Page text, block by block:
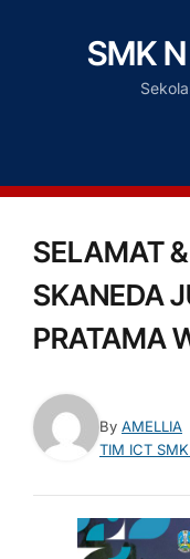
SMK
SELAMAT
SKANEDA
PRATAMA
By AMELLIA
TIM ICT